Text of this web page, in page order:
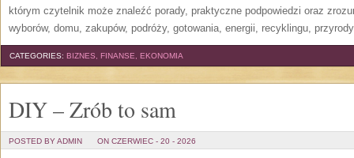
którym czytelnik może znaleźć porady, praktyczne podpowiedzi oraz
wyborów, domu, zakupów, podróży, gotowania, energii, recyklingu,
CATEGORIES: BIZNES, FINANSE, EKONOMIA
DIY – Zrób to sam
POSTED BY ADMIN ON CZERWIEC - 20 - 2026